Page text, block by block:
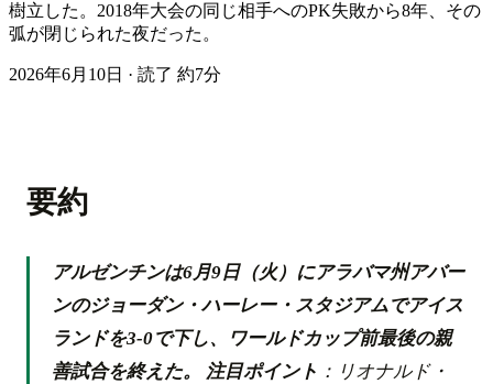
樹立した。2018年大会の同じ相手へのPK失敗から8年、その
弧が閉じられた夜だった。
2026年6月10日 · 読了 約7分
要約
アルゼンチンは6月9日（火）にアラバマ州アバー
ンのジョーダン・ハーレー・スタジアムでアイス
ランドを3-0で下し、ワールドカップ前最後の親
善試合を終えた。
注目ポイント ：リオナルド・